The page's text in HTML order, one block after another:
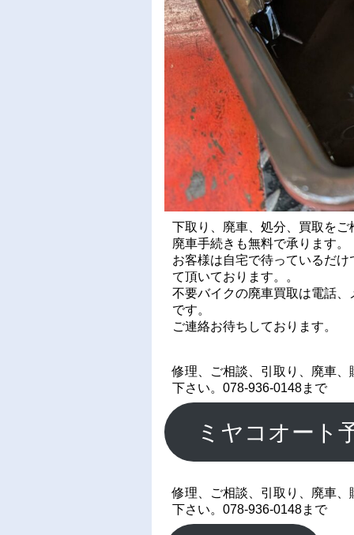
下取り、廃車、処分、買取を
廃車手続きも無料で承ります。
お客様は自宅で待っているだ
て頂いております。。
不要バイクの廃車買取は電話
です。
ご連絡お待ちしております。
修理、ご相談、引取り、廃車
下さい。078-936-0148まで
ミヤコオート
修理、ご相談、引取り、廃車
下さい。078-936-0148まで